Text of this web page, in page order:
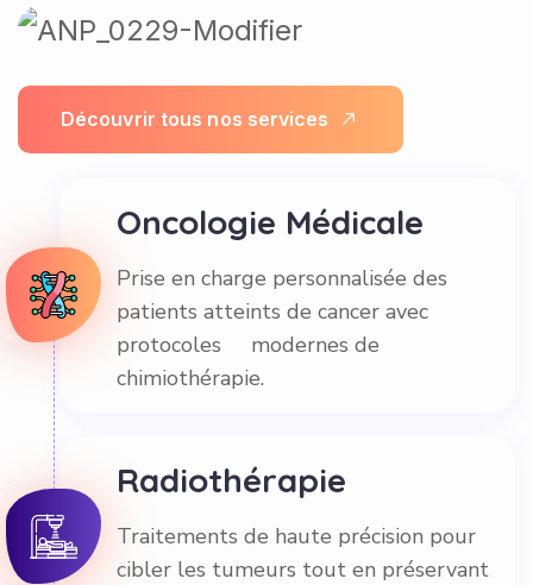
Découvrir tous nos services
Oncologie Médicale
Prise en charge personnalisée des
patients atteints de cancer avec
protocoles modernes de
chimiothérapie.
Radiothérapie
Traitements de haute précision pour
cibler les tumeurs tout en préservant